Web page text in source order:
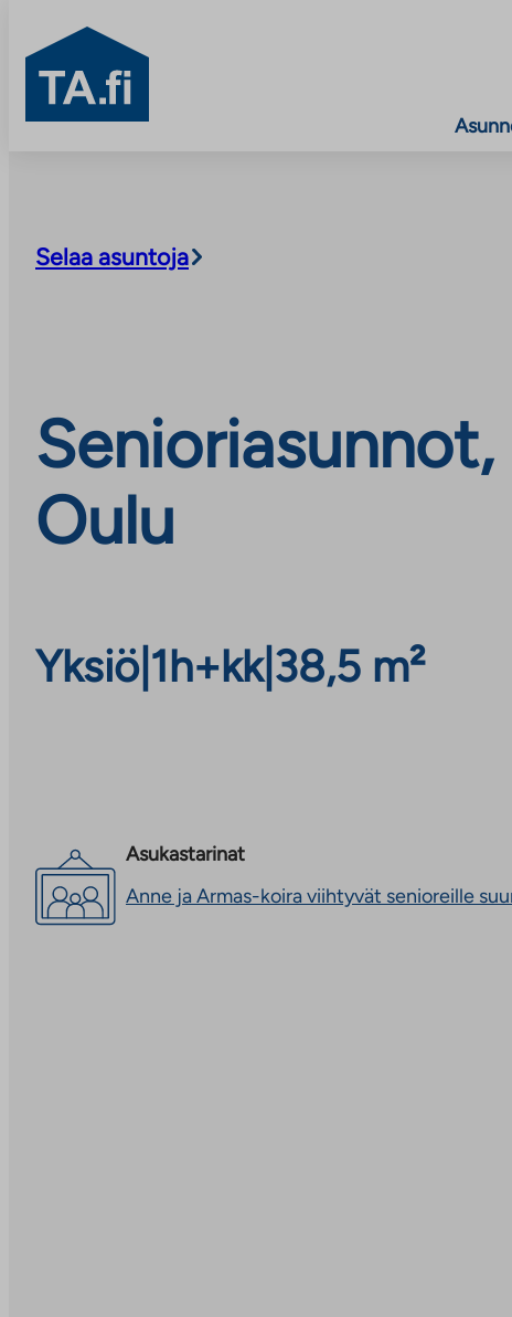
TA.fi
Selaa asuntoja
Oulu
Yksiö| 1h+kk|38,5 m²
Asukastarinat
Anne ja Armas-koira viihtyvät senioreille